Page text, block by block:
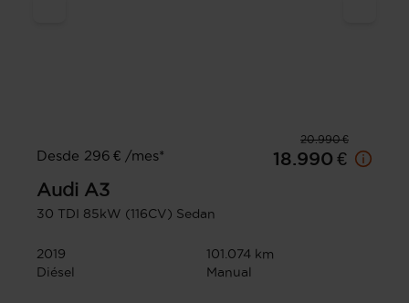
20.990 €
Desde 296 € /mes*
18.990 €
Audi A3
30 TDI 85kW (116CV) Sedan
2019
101.074 km
Diésel
Manual